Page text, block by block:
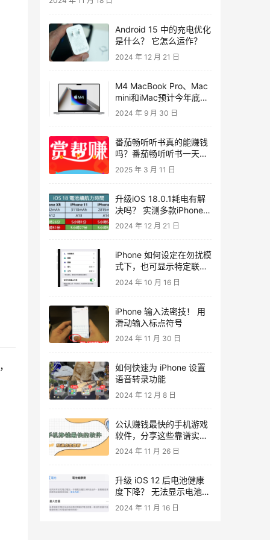
Android 15 中的充电优化
是什么？ 它怎么运作？
2024 年 12 月 21 日
M4 MacBook Pro、Mac
mini和iMac预计今年底前
发表，iPhone 16系列将
2024 年 9 月 30 日
​番茄畅听听书真的能赚钱
吗？番茄畅听听书一天能
赚多少钱？评测真相如斯
2025 年 3 月 11 日
升级iOS 18.0.1耗电有解
决吗？ 实测多款iPhone电
池续航结果出炉
2024 年 12 月 21 日
iPhone 如何设定在勿扰模
式下，也可显示特定联络
人来电通知？
2024 年 10 月 16 日
iPhone 输入法密技！ 用
滑动输入标点符号
2024 年 11 月 30 日
如何快速为 iPhone 设置
语音转录功能
2024 年 12 月 8 日
公认赚钱最快的手机游戏
软件，分享这些靠谱实用
的
2024 年 11 月 26 日
升级 iOS 12 后电池健康
度下降？ 无法显示电池健
康度？
2024 年 11 月 16 日